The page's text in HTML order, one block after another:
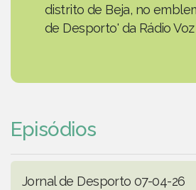
distrito de Beja, no
de Desporto' da Rádio
Episódios
Jornal de Desporto 07-04-26